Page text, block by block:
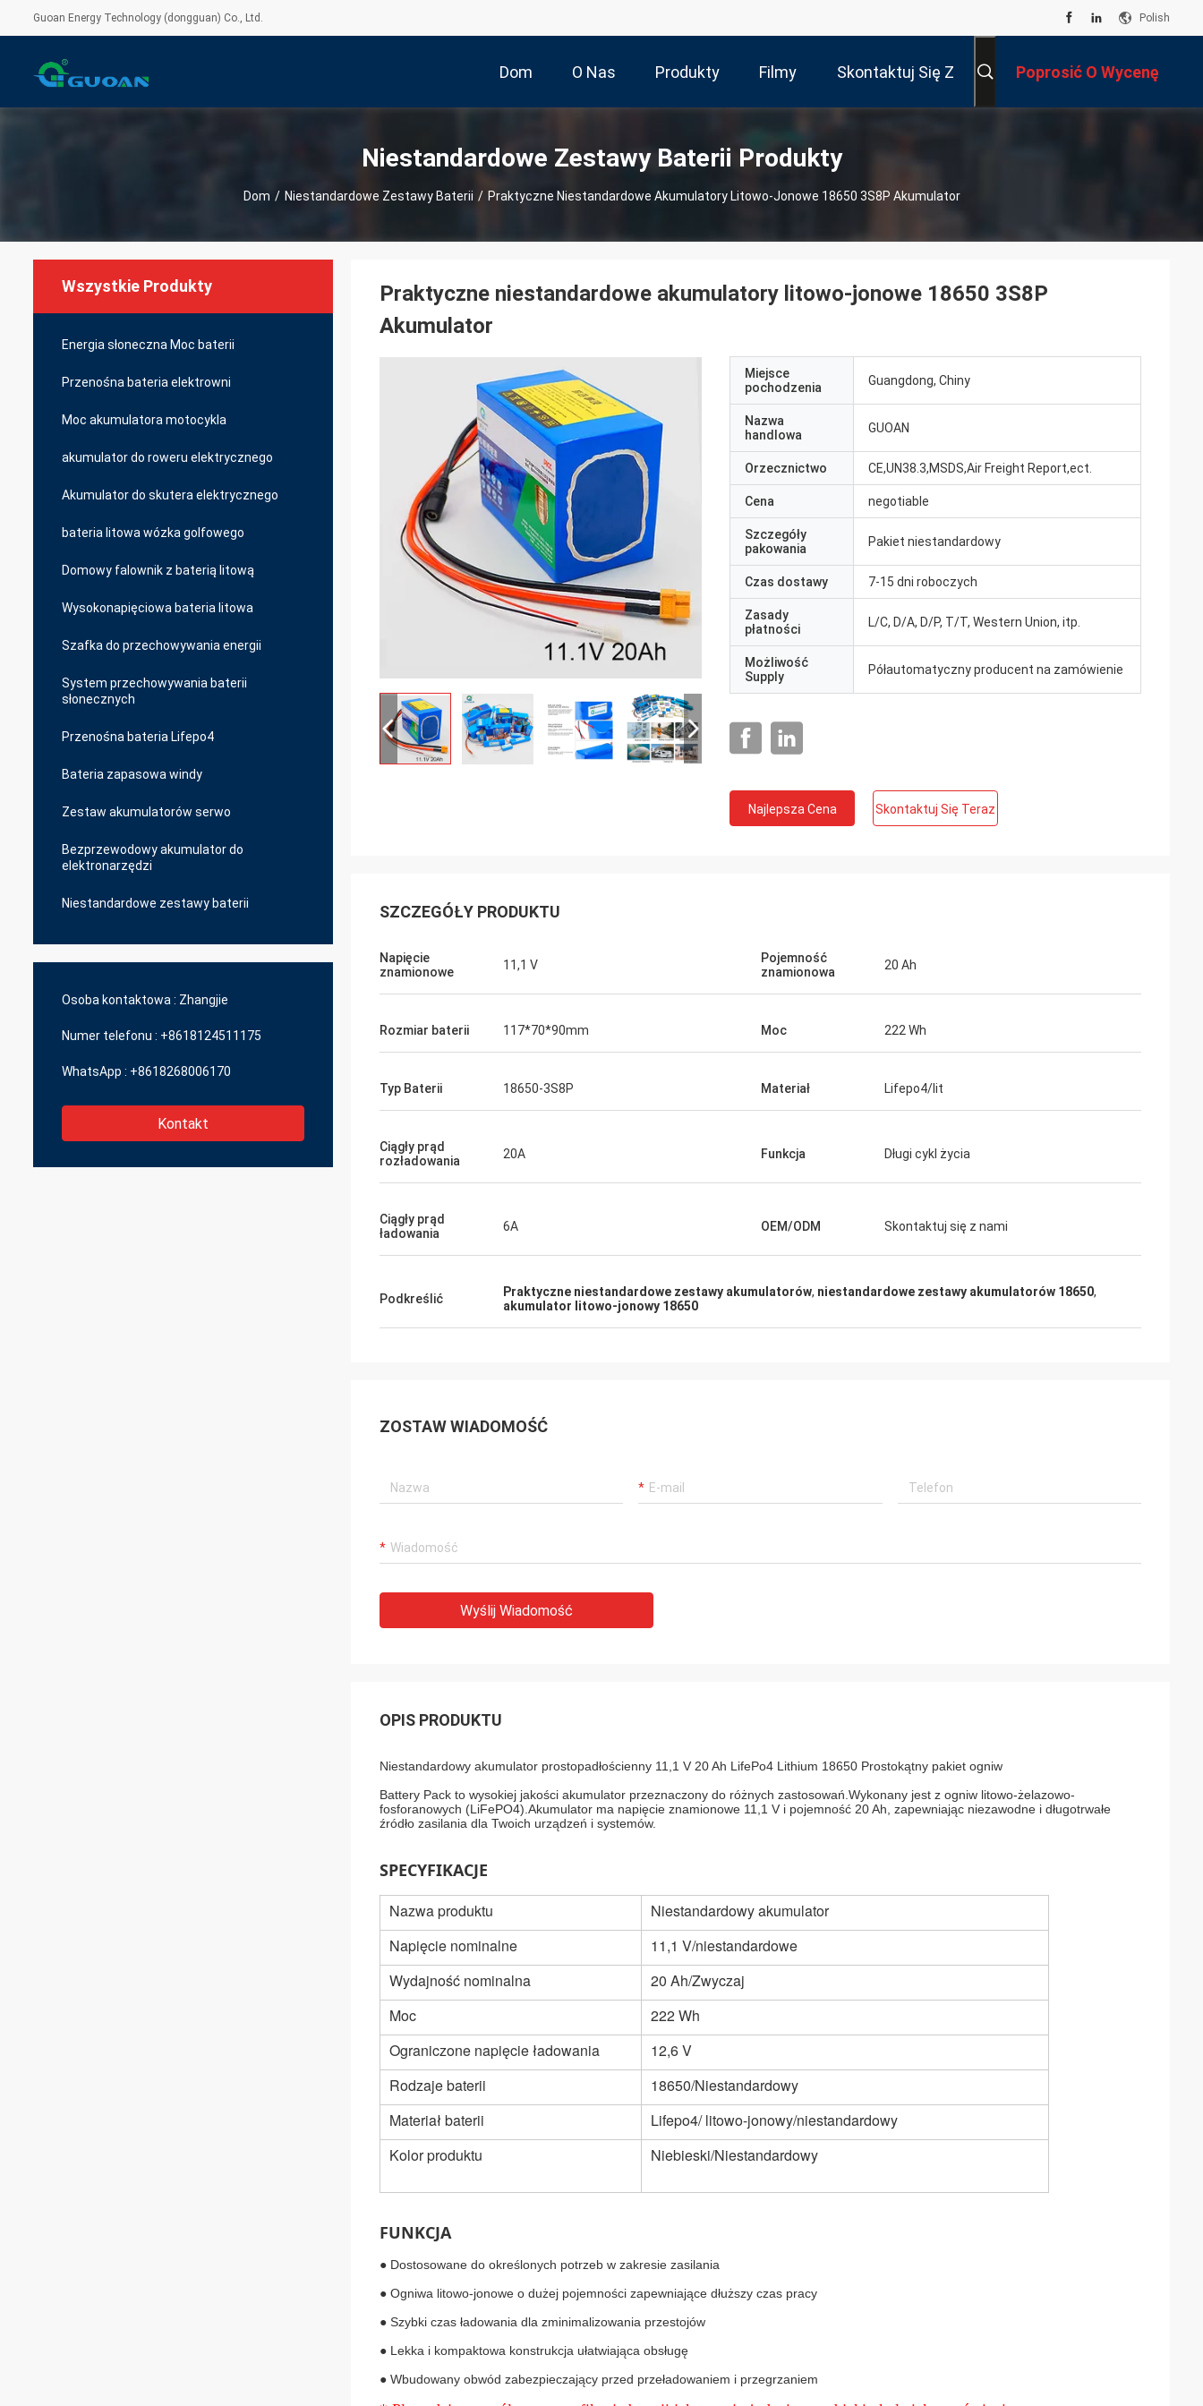
Guoan Energy Technology (dongguan) Co., Ltd. Polish
Dom O Nas Produkty Filmy Skontaktuj Się Z Poprosić O Wycenę
Niestandardowe Zestawy Baterii Produkty
Dom / Niestandardowe Zestawy Baterii / Praktyczne Niestandardowe Akumulatory Litowo-Jonowe 18650 3S8P Akumulator
Wszystkie Produkty
Energia słoneczna Moc baterii
Przenośna bateria elektrowni
Moc akumulatora motocykla
akumulator do roweru elektrycznego
Akumulator do skutera elektrycznego
bateria litowa wózka golfowego
Domowy falownik z baterią litową
Wysokonapięciowa bateria litowa
Szafka do przechowywania energii
System przechowywania baterii
słonecznych
Przenośna bateria Lifepo4
Bateria zapasowa windy
Zestaw akumulatorów serwo
Bezprzewodowy akumulator do
elektronarzędzi
Niestandardowe zestawy baterii
Osoba kontaktowa : Zhangjie
Numer telefonu : +8618124511175
WhatsApp : +8618268006170
Kontakt
Praktyczne niestandardowe akumulatory litowo-jonowe 18650 3S8P
Akumulator
Miejsce
pochodzenia
Guangdong, Chiny
Nazwa
handlowa
GUOAN
Orzecznictwo CE,UN38.3,MSDS,Air Freight Report,ect.
Cena negotiable
Szczegóły
pakowania
Pakiet niestandardowy
Czas dostawy 7-15 dni roboczych
Zasady
płatności
L/C, D/A, D/P, T/T, Western Union, itp.
Możliwość
Supply
Półautomatyczny producent na zamówienie
Najlepsza Cena Skontaktuj Się Teraz
SZCZEGÓŁY PRODUKTU
Napięcie
znamionowe
11,1 V
Pojemność
znamionowa
20 Ah
Rozmiar baterii 117*70*90mm Moc 222 Wh
Typ Baterii 18650-3S8P Materiał Lifepo4/lit
Ciągły prąd
rozładowania
20A Funkcja Długi cykl życia
Ciągły prąd
ładowania
6A OEM/ODM Skontaktuj się z nami
Podkreślić Praktyczne niestandardowe zestawy akumulatorów, niestandardowe zestawy akumulatorów 18650,
akumulator litowo-jonowy 18650
ZOSTAW WIADOMOŚĆ
Wyślij Wiadomość
OPIS PRODUKTU
Niestandardowy akumulator prostopadłościenny 11,1 V 20 Ah LifePo4 Lithium 18650 Prostokątny pakiet ogniw
Battery Pack to wysokiej jakości akumulator przeznaczony do różnych zastosowań.Wykonany jest z ogniw litowo-żelazowo-
fosforanowych (LiFePO4).Akumulator ma napięcie znamionowe 11,1 V i pojemność 20 Ah, zapewniając niezawodne i długotrwałe
źródło zasilania dla Twoich urządzeń i systemów.
SPECYFIKACJE
Nazwa produktu
Niestandardowy akumulator
Napięcie nominalne
11,1 V/niestandardowe
Wydajność nominalna
20 Ah/Zwyczaj
Moc
222 Wh
Ograniczone napięcie ładowania
12,6 V
Rodzaje baterii
18650/Niestandardowy
Materiał baterii
Lifepo4/ litowo-jonowy/niestandardowy
Kolor produktu
Niebieski/Niestandardowy
FUNKCJA
● Dostosowane do określonych potrzeb w zakresie zasilania
● Ogniwa litowo-jonowe o dużej pojemności zapewniające dłuższy czas pracy
● Szybki czas ładowania dla zminimalizowania przestojów
● Lekka i kompaktowa konstrukcja ułatwiająca obsługę
● Wbudowany obwód zabezpieczający przed przeładowaniem i przegrzaniem